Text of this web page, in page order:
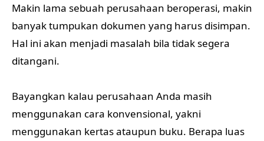
Makin lama sebuah perusahaan beroperasi, makin
banyak tumpukan dokumen yang harus disimpan.
Hal ini akan menjadi masalah bila tidak segera
ditangani.
Bayangkan kalau perusahaan Anda masih
menggunakan cara konvensional, yakni
menggunakan kertas ataupun buku. Berapa luas